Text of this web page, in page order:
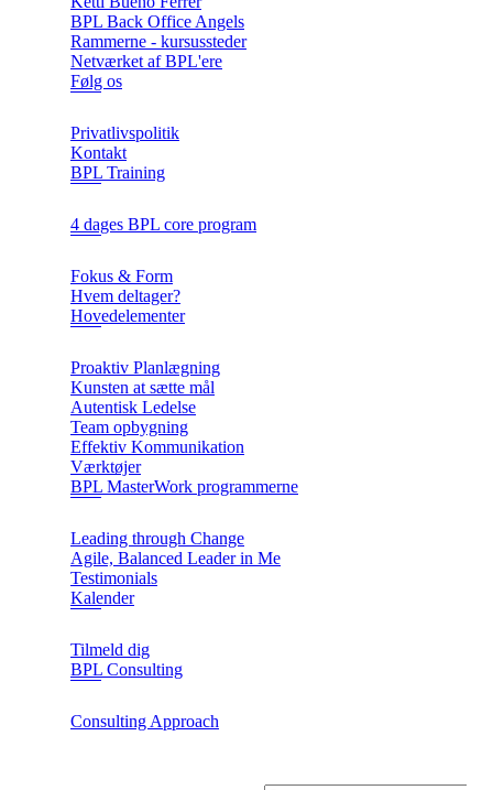
BPL Back Office Angels
Rammerne - kursussteder
Netværket af BPL'ere
Følg os
Privatlivspolitik
Kontakt
BPL Training
4 dages BPL core program
Fokus & Form
Hvem deltager?
Hovedelementer
Proaktiv Planlægning
Kunsten at sætte mål
Autentisk Ledelse
Team opbygning
Effektiv Kommunikation
Værktøjer
BPL MasterWork programmerne
Leading through Change
Agile, Balanced Leader in Me
Testimonials
Kalender
Tilmeld dig
BPL Consulting
Consulting Approach